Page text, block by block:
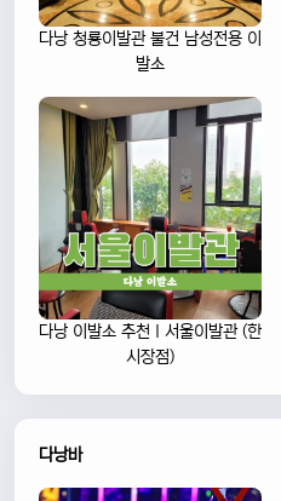
다낭 청룡이발관 불건 남성전용 이
발소
다낭 이발소 추천 I 서울이발관 (한
시장점)
다낭바